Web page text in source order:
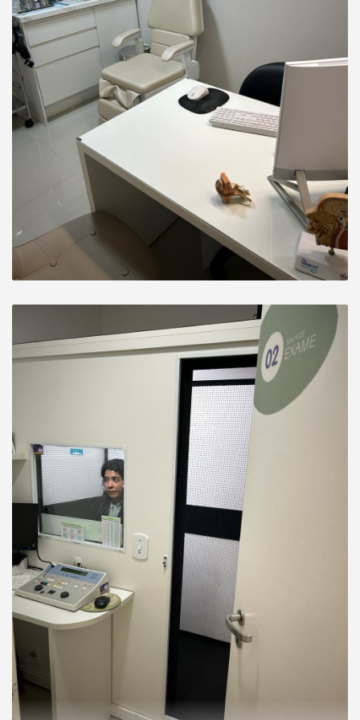
Atendeu sobremaneira minha expectativa.
Foram passadas orientações de forma
detalhada.
Paciente
Primeiro atendimento e fiquei bastante
satisfeito muito ótimo Dra. Parabéns
Paciente
Excelente. Profissional de excelência. Super
Paciente
Ótimo atendimento, muito acolhedora e
educada, uma excelente profissional.